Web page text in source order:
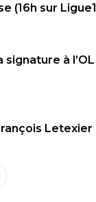
(16h sur
à l’OL
Letexier